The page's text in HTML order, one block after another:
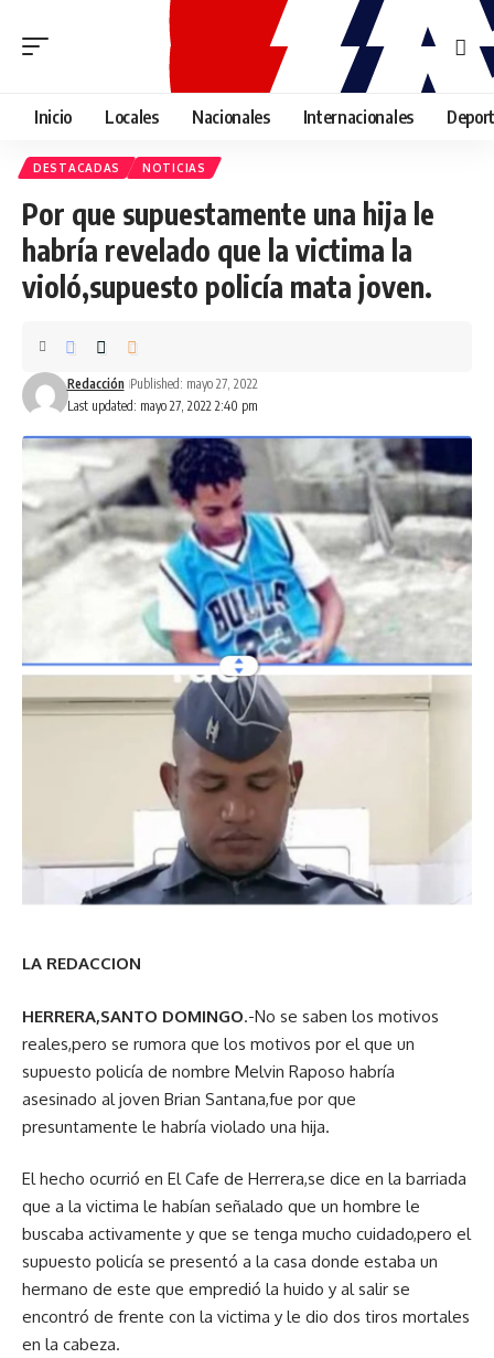
Inicio Locales Nacionales Internacionales
DESTACADAS NOTICIAS
Por que supuestamente una hija le
habría revelado que la victima la
violó,supuesto policía mata joven.
Last updated: mayo 27, 2022 2:40 pm
Redacción Published: mayo 27, 2022
LA REDACCION
HERRERA,SANTO DOMINGO.-No se saben los motivos
reales,pero se rumora que los motivos por el que un
supuesto policía de nombre Melvin Raposo habría
asesinado al joven Brian Santana,fue por que
presuntamente le habría violado una hija.
El hecho ocurrió en El Cafe de Herrera,se dice en la barriada
que a la victima le habían señalado que un hombre le
buscaba activamente y que se tenga mucho cuidado,pero el
supuesto policía se presentó a la casa donde estaba un
hermano de este que empredió la huido y al salir se
encontró de frente con la victima y le dio dos tiros mortales
en la cabeza.